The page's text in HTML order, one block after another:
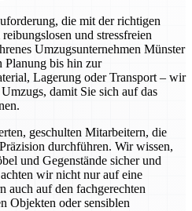
die mit der richtigen
und stressfreien
Umzugsunternehmen Münster
Planung bis hin zur
Lagerung oder Transport – wir
damit Sie sich auf das
geschulten Mitarbeitern, die
durchführen. Wir wissen,
und Gegenstände sicher und
wir nicht nur auf eine
auch auf den fachgerechten
Objekten oder sensiblen